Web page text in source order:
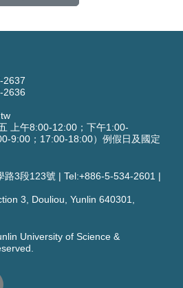
2637
2636
上午8:00-12:00；下午1:00-
9:00；17:00-18:00）例假日及國定
路3段123號 | Tel:+886-5-534-2601 |
3,
Douliou, Yunlin 640301,
University of Science &